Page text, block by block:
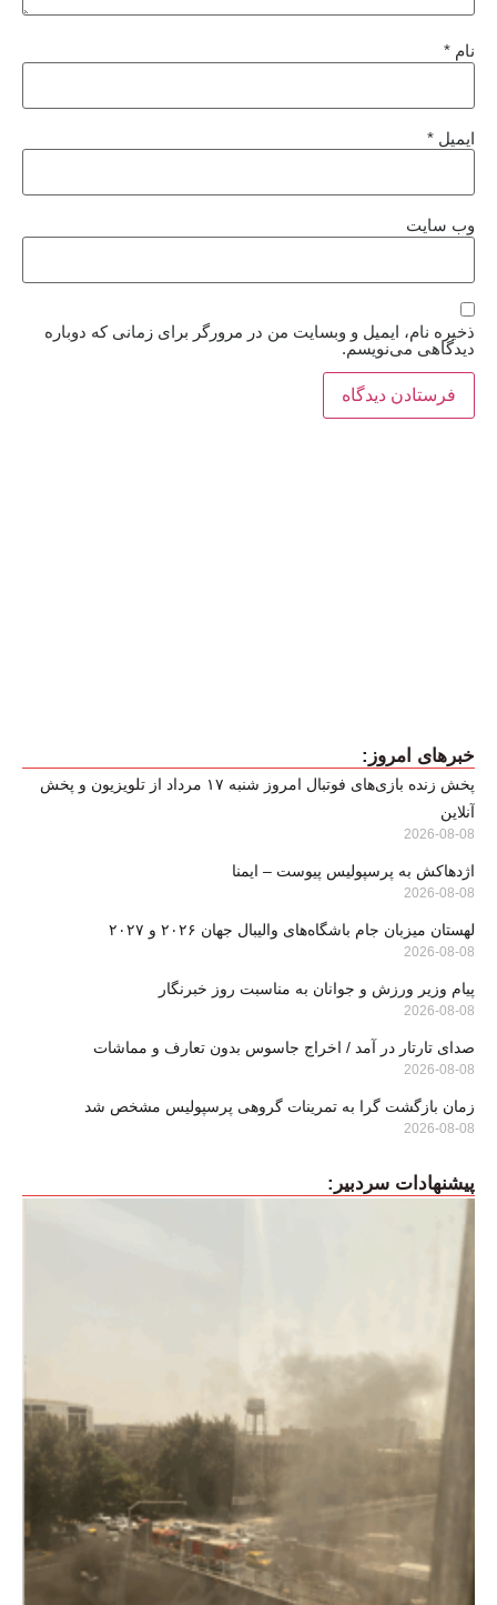
نام *
ایمیل *
وب‌ سایت
ذخیره نام، ایمیل و وبسایت من در مرورگر برای زمانی که دوباره
دیدگاهی می‌نویسم.
خبرهای امروز:
پخش زنده بازی‌های فوتبال امروز شنبه ۱۷ مرداد از تلویزیون و پخش
آنلاین
2026-08-08
اژدهاکش به پرسپولیس پیوست – ایمنا
2026-08-08
لهستان میزبان جام باشگاه‌های والیبال جهان ۲۰۲۶ و ۲۰۲۷
2026-08-08
پیام وزیر ورزش و جوانان به مناسبت روز خبرنگار
2026-08-08
صدای تارتار در آمد / اخراج جاسوس بدون تعارف و مماشات
2026-08-08
زمان بازگشت گرا به تمرینات گروهی پرسپولیس مشخص شد
2026-08-08
پیشنهادات سردبیر: